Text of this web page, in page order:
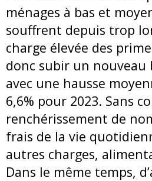
ménages à bas et
souffrent depuis trop
charge élevée des
donc subir un nouveau
avec une hausse
6,6% pour 2023. Sans
renchérissement de
frais de la vie
autres charges,
Dans le même temps,